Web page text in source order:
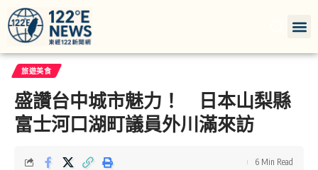
旅遊美食
盛讚台中城市魅力！ 日本山梨縣
富士河口湖町議員外川滿來訪
6 Min Read